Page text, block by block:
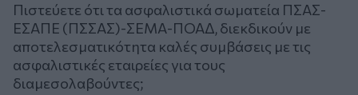
Πιστεύετε ότι τα ασφαλιστικά σωματεία ΠΣΑΣ-
ΕΣΑΠΕ (ΠΣΣΑΣ)-ΣΕΜΑ-ΠΟΑΔ, διεκδικούν με
αποτελεσματικότητα καλές συμβάσεις με τις
ασφαλιστικές εταιρείες για τους
διαμεσολαβούντες;